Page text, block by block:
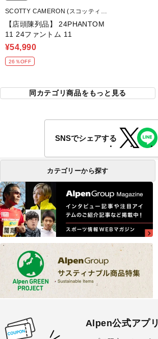
SCOTTY CAMERON (スコッティキ
ャメロン)
【店頭陳列品】 24PHANTOM
11 24ファントム 11
¥54,990
26％OFF
同カテゴリ商品をもっと見る
SNSでシェアする
カテゴリーから探す
Alpen公式アプリ